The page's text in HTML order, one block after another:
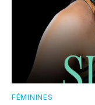
FÉMININES